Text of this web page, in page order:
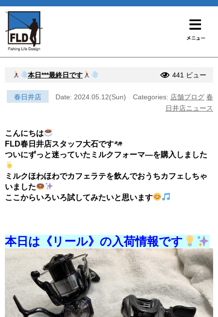
本日***最終日です 441 ビュー
春日井店 Date: 2024.05.12(Sun) Categories: 店舗ブログ 春
日井店ニュース
こんにちは
FLD春日井店スタッフ大石です
ついにずっと迷っていたミルクフォーマ―を購入しました
ミルクほわほわでカフェラテを飲んでおうちカフェしちゃ
いました
ここからいろいろ試してみたいと思います
本日は《リール》の入荷情報です